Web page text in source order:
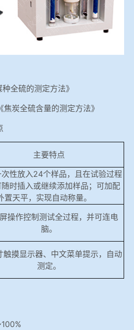
全硫的测定方法》
炭全硫含量的测定方法》
主要特点
性放入24个样品，且在试验过程
时插入或继续添加样品；可加配
置天平，实现自动称量。
操作控制测试全过程，并可连电
脑。
触摸显示器、中文菜单提示，自动
测定。